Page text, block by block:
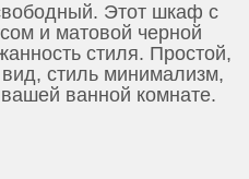
Этот шкаф с
и матовой черной
стиля. Простой,
стиль минимализм,
ванной комнате.